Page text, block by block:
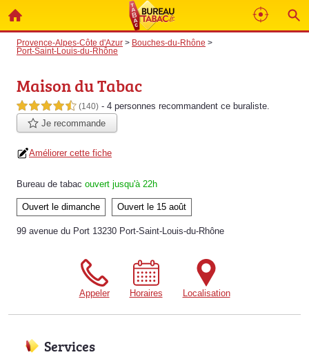
Provence-Alpes-Côte d'Azur > Bouches-du-Rhône >
Port-Saint-Louis-du-Rhône
Maison du Tabac
4,5 étoiles sur 5 (140) - 4 personnes recommandent ce buraliste.
Je recommande
Améliorer cette fiche
Bureau de tabac ouvert jusqu'à 22h
Ouvert le dimanche Ouvert le 15 août
99 avenue du Port 13230 Port-Saint-Louis-du-Rhône
Appeler Horaires Localisation
Services